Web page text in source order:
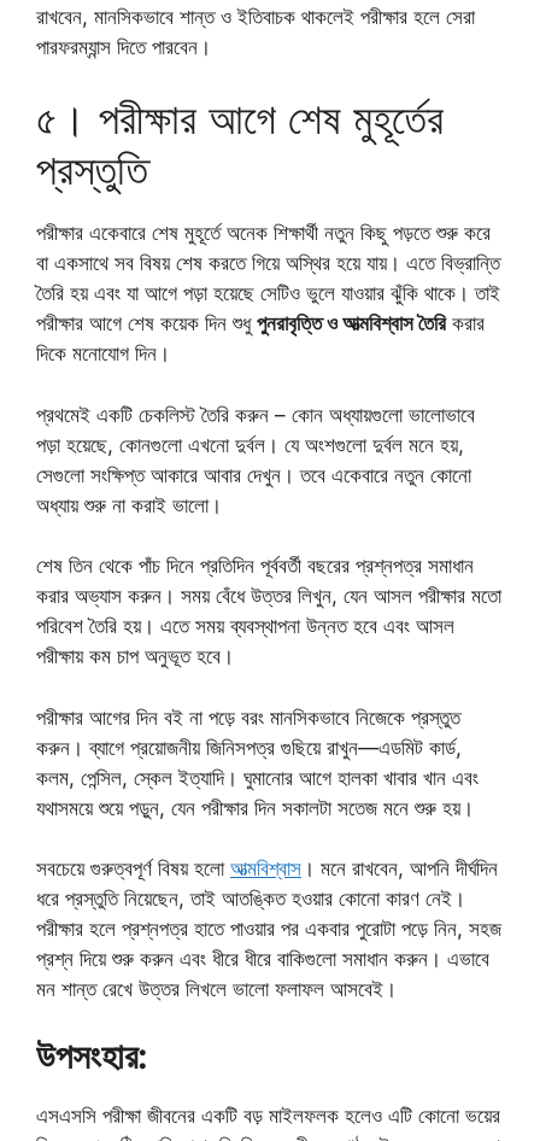
রাখবেন, মানসিকভাবে শান্ত ও ইতিবাচক থাকলেই পরীক্ষার হলে সেরা
পারফরম্যান্স দিতে পারবেন।
৫। পরীক্ষার আগে শেষ মুহূর্তের
প্রস্তুতি
পরীক্ষার একেবারে শেষ মুহূর্তে অনেক শিক্ষার্থী নতুন কিছু পড়তে শুরু করে
বা একসাথে সব বিষয় শেষ করতে গিয়ে অস্থির হয়ে যায়। এতে বিভ্রান্তি
তৈরি হয় এবং যা আগে পড়া হয়েছে সেটিও ভুলে যাওয়ার ঝুঁকি থাকে। তাই
পরীক্ষার আগে শেষ কয়েক দিন শুধু পুনরাবৃত্তি ও আত্মবিশ্বাস তৈরিকরার
দিকে মনোযোগ দিন।
প্রথমেই একটি চেকলিস্ট তৈরি করুন – কোন অধ্যায়গুলো ভালোভাবে
পড়া হয়েছে, কোনগুলো এখনো দুর্বল। যে অংশগুলো দুর্বল মনে হয়,
সেগুলো সংক্ষিপ্ত আকারে আবার দেখুন। তবে একেবারে নতুন কোনো
অধ্যায় শুরু না করাই ভালো।
শেষ তিন থেকে পাঁচ দিনে প্রতিদিন পূর্ববর্তী বছরের প্রশ্নপত্র সমাধান
করার অভ্যাস করুন। সময় বেঁধে উত্তর লিখুন, যেন আসল পরীক্ষার মতো
পরিবেশ তৈরি হয়। এতে সময় ব্যবস্থাপনা উন্নত হবে এবং আসল
পরীক্ষায় কম চাপ অনুভূত হবে।
পরীক্ষার আগের দিন বই না পড়ে বরং মানসিকভাবে নিজেকে প্রস্তুত
করুন। ব্যাগে প্রয়োজনীয় জিনিসপত্র গুছিয়ে রাখুন—এডমিট কার্ড,
কলম, পেন্সিল, স্কেল ইত্যাদি। ঘুমানোর আগে হালকা খাবার খান এবং
যথাসময়ে শুয়ে পড়ুন, যেন পরীক্ষার দিন সকালটা সতেজ মনে শুরু হয়।
সবচেয়ে গুরুত্বপূর্ণ বিষয় হলো আত্মবিশ্বাস । মনে রাখবেন, আপনি দীর্ঘদিন
ধরে প্রস্তুতি নিয়েছেন, তাই আতঙ্কিত হওয়ার কোনো কারণ নেই।
পরীক্ষার হলে প্রশ্নপত্র হাতে পাওয়ার পর একবার পুরোটা পড়ে নিন, সহজ
প্রশ্ন দিয়ে শুরু করুন এবং ধীরে ধীরে বাকিগুলো সমাধান করুন। এভাবে
মন শান্ত রেখে উত্তর লিখলে ভালো ফলাফল আসবেই।
উপসংহার:
এসএসসি পরীক্ষা জীবনের একটি বড় মাইলফলক হলেও এটি কোনো ভয়ের